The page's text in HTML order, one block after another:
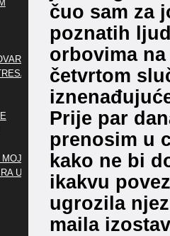
čuo sam za
poznatih
orbovima
četvrtom
Prije par
prenosim u
kako ne bi
ikakvu
ugrozila
maila
U